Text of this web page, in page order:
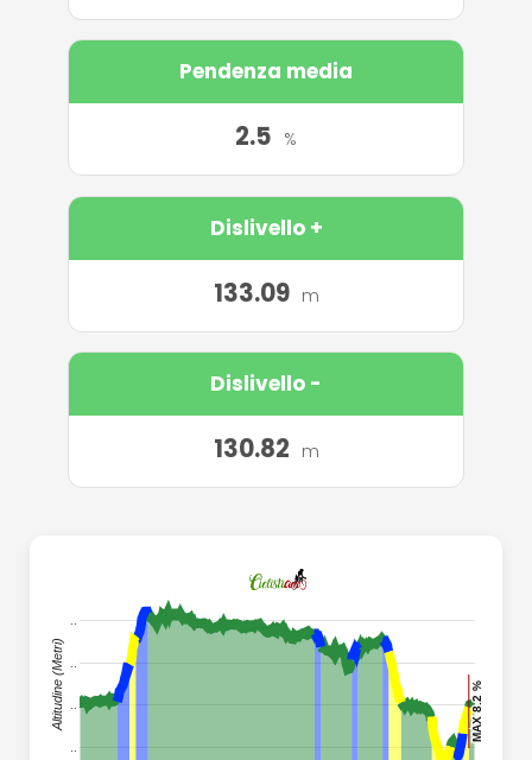
Pendenza media
2.5 %
Dislivello +
133.09 m
Dislivello -
130.82 m
..
.. MAX 8.2 %
MAX 8.2 %
Altitudine (Metri)